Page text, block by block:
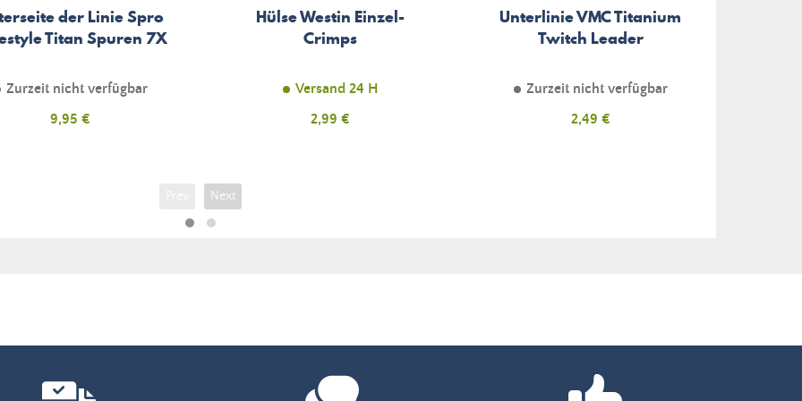
der Linie Spro
Titan Spuren 7X
Zurzeit nicht verfügbar
Preis
9,95 €
Hülse Westin Einzel-
Crimps
Versand 24 H
Preis
2,99 €
Unterlinie VMC Titanium
Twitch Leader
Zurzeit nicht verfügbar
Preis
2,49 €
Next